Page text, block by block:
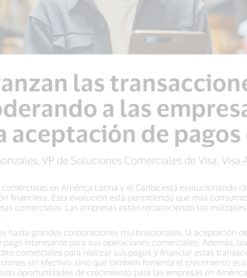
las
a las
aceptación de
VP de Soluciones Comerciales de Visa,
en América Latina y el Caribe está evolucionando
financiera. Esta evolución está permitiendo que más
comerciales. Las empresas están reconociendo los
hasta grandes corporaciones multinacionales, la aceptación
interesante para sus operaciones comerciales. Además,
comerciales para realizar sus pagos y financiar estas
sin efectivo, sino que también fomenta el crecimiento
oportunidades de crecimiento para las empresas en